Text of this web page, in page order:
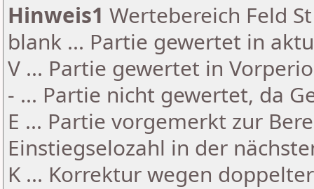
Hinweis1 Wertebereich Feld
blank ... Partie gewertet in
V ... Partie gewertet in
- ... Partie nicht gewertet, da
E ... Partie vorgemerkt zur
Einstiegselozahl in der
K ... Korrektur wegen